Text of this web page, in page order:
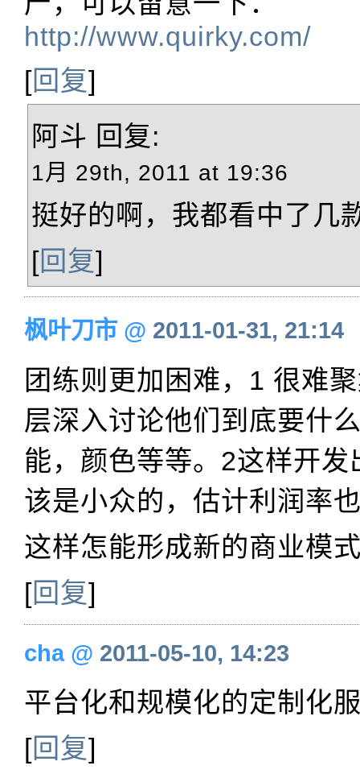
http://www.quirky.com/
[回复]
阿斗 回复:
1月 29th, 2011 at 19:36
挺好的啊，我都看中了几
[回复]
枫叶刀市 @ 2011-01-31, 21:14
团练则更加困难，1 很难
层深入讨论他们到底要什
能，颜色等等。2这样开发
该是小众的，估计利润率
这样怎能形成新的商业模
[回复]
cha@ 2011-05-10, 14:23
平台化和规模化的定制化
[回复]